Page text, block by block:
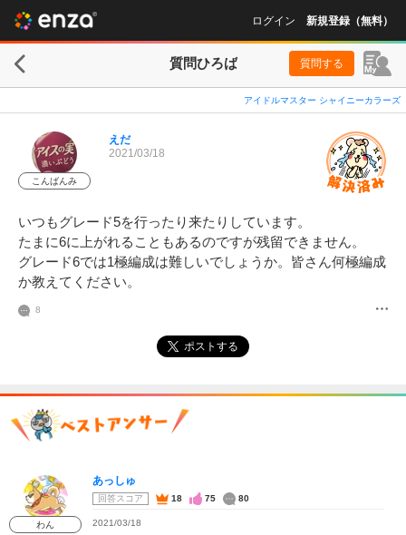
ログイン 新規登録（無料）
質問ひろば 質問する
アイドルマスター シャイニーカラーズ
こんばんみ
えだ
2021/03/18
いつもグレード5を行ったり来たりしています。
たまに6に上がれることもあるのですが残留できません。
グレード6では1極編成は難しいでしょうか。皆さん何極編成
か教えてください。
8
ポストする
わん
あっしゅ
回答スコア 18 75 80
2021/03/18